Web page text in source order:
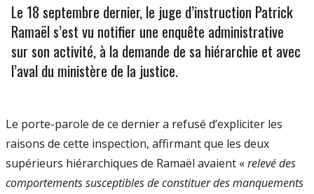
Le 18 septembre dernier, le juge d’instruction Patrick
Ramaël s’est vu notifier une enquête administrative
sur son activité, à la demande de sa hiérarchie et avec
l’aval du ministère de la justice.
Le porte-parole de ce dernier a refusé d’expliciter les
raisons de cette inspection, affirmant que les deux
supérieurs hiérarchiques de Ramaël avaient «relevé des
comportements susceptibles de constituer des manquements